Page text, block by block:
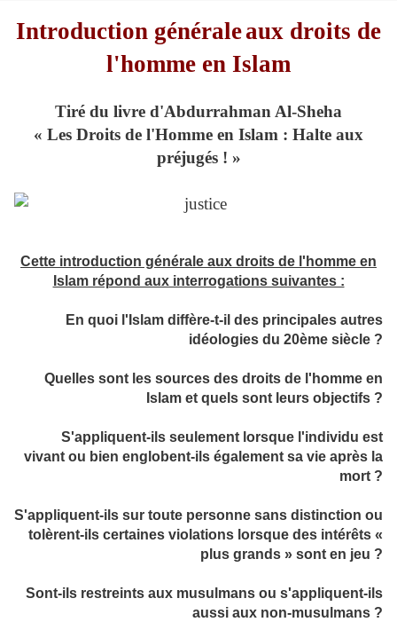
Introduction généraleaux droits de
l'homme en Islam
Tiré du livre d'Abdurrahman Al-Sheha
« Les Droits de l'Homme en Islam : Halte aux
préjugés ! »
Cette introduction générale aux droits de l'homme en
Islam répond aux interrogations suivantes :
En quoi l'Islam diffère-t-il des principales autres
idéologies du 20ème siècle ?
Quelles sont les sources des droits de l'homme en
Islam et quels sont leurs objectifs ?
S'appliquent-ils seulement lorsque l'individu est
vivant ou bien englobent-ils également sa vie après la
mort ?
S'appliquent-ils sur toute personne sans distinction ou
tolèrent-ils certaines violations lorsque des intérêts «
plus grands » sont en jeu ?
Sont-ils restreints aux musulmans ou s'appliquent-ils
aussi aux non-musulmans ?